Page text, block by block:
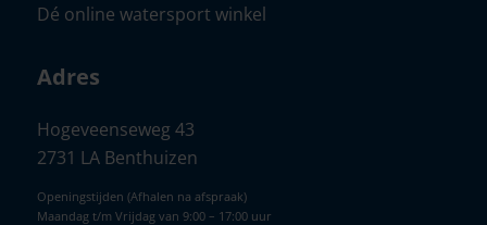
Dé online watersport winkel
Adres
Hogeveenseweg 43
2731 LA Benthuizen
Openingstijden (Afhalen na afspraak)
Maandag t/m Vrijdag van 9:00 – 17:00 uur